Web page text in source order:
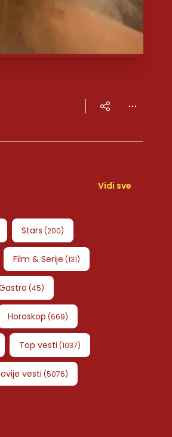
Vidi sve
Stars (200)
Film & Serije (131)
(45)
Horoskop (669)
Top vesti (1037)
vesti (5076)